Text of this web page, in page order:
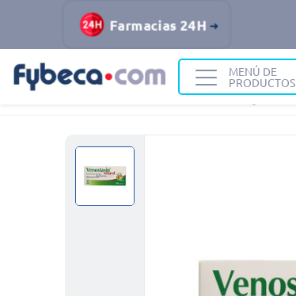
Farmacias 24H
MENÚ DE
PRODUCTOS
Medicinas Sistema Sanguíneo